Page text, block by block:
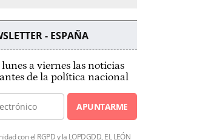
- ESPAÑA
lunes a viernes las noticias
de la política nacional
APUNTARME
con el RGPD y la LOPDGDD, EL LEÓN